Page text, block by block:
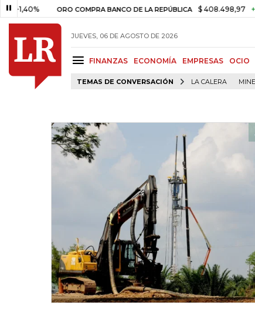
ORO COMPRA BANCO DE LA REPÚBLICA $ 408.498,97 +$
JUEVES, 06 DE AGOSTO DE 2026
FINANZAS ECONOMÍA EMPRESAS OCIO
TEMAS DE CONVERSACIÓN LA CALERA